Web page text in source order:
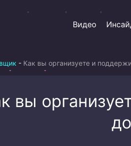
Видео
- Как вы организуете и
вы